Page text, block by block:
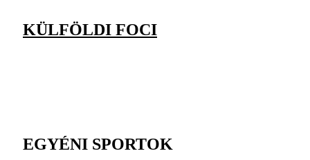
KÜLFÖLDI FOCI
EGYÉNI SPORTOK